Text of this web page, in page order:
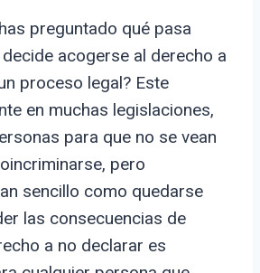
preguntado qué pasa
acogerse al derecho a
proceso legal? Este
en muchas legislaciones,
para que no se vean
pero
sencillo como quedarse
las consecuencias de
a no declarar es